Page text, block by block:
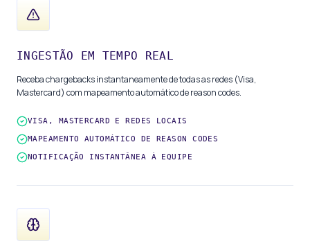
INGESTÃO EM TEMPO REAL
Receba chargebacks instantaneamente de todas as redes (Visa,
Mastercard) com mapeamento automático de reason codes.
VISA, MASTERCARD E REDES LOCAIS
MAPEAMENTO AUTOMÁTICO DE REASON CODES
NOTIFICAÇÃO INSTANTÂNEA À EQUIPE